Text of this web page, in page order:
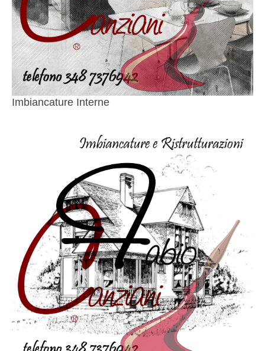
Imbiancature Interne